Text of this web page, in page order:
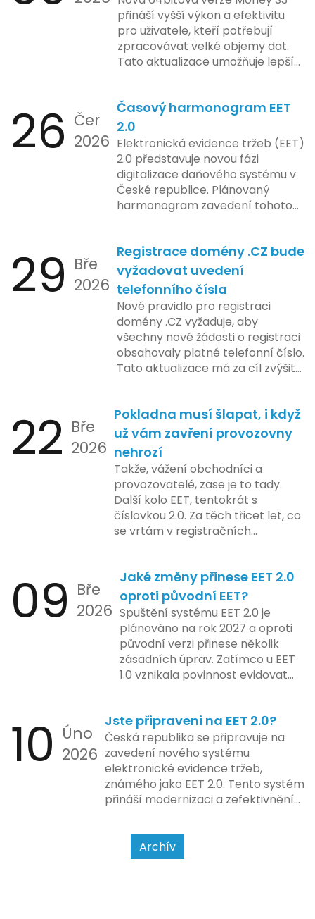
případu velmi bedlivě. Vedení
společnosti zatím neposkytlo
podrobnější informace o
konkrétních záměrech či časové
ose zavedení této technologie.
své systémy na oficiální zavedení
nového systému.
přináší vyšší výkon a efektivitu
pro uživatele, kteří potřebují
zpracovávat velké objemy dat.
Tato aktualizace umožňuje lepší
podniky s náročnými účetními
procesy.
26 Čer
2026
Časový harmonogram EET
2.0
Elektronická evidence tržeb (EET)
2.0 představuje novou fázi
digitalizace daňového systému v
České republice. Plánovaný
harmonogram zavedení tohoto
zahrnuje přípravu technické
platformy a legislativních změn,
které by měly být předloženy do
konce tohoto roku. Očekává se,
že tato fáze umožní adaptaci
systémů a rozšíření podpory pro
podnikatele, přičemž všechny
potřebné technologie by měly
být dostupné k testování v rámci
plánovaná na první pololetí
následujícího roku, je zaměřena
na školení a edukaci uživatelů,
včetně přípravy materiálů a
školení pro zaměstnavatele a
účetní firmy. V této fázi dojde
také k oficiálnímu spuštění
systému pro vybrané segmenty
podnikání. Třetí a konečná fáze
integraci systému EET 2.0 do
praxe, s povinností prodejců
zapojit se do nového systému,
včetně zvýšeného dohledu nad
dodržováním pravidel.
29 Bře
2026
Registrace domény .CZ bude
vyžadovat uvedení
telefonního čísla
Nové pravidlo pro registraci
domény .CZ vyžaduje, aby
všechny nové žádosti o registraci
obsahovaly platné telefonní číslo.
Tato aktualizace má za cíl zvýšit
České republice. Povinnost uvést
telefonní číslo se týká všech
nově registrovaných domén, a
také může ovlivnit stávající
majitele domén při aktualizaci
jejich údajů.
22 Bře
2026
Pokladna musí šlapat, i když
už vám zavření provozovny
nehrozí
Takže, vážení obchodníci a
provozovatelé, zase je to tady.
Další kolo EET, tentokrát s
číslovkou 2.0. Za těch třicet let, co
se vrtám v registračních
pokladen, co se občas zasekly, až
po ty nejmodernější dotykové
systémy, co umí pomalu i kafe
uvařit. A jedno vím jistě: legislativa
se mění, ale základní pravidlo
zůstává – pokladna musí šlapat
jako hodinky. Jinak jsou problémy.
09 Bře
2026
Jaké změny přinese EET 2.0
oproti původní EET?
Spuštění systému EET 2.0 je
plánováno na rok 2027 a oproti
původní verzi přinese několik
zásadních úprav. Zatímco u EET
1.0 vznikala povinnost evidovat
bezhotovostní transakci – nově
se má tato povinnost odvíjet od
povahy podnikatelské činnosti a
způsobu interakce se
zákazníkem.
10 Úno
2026
Jste připraveni na EET 2.0?
Česká republika se připravuje na
zavedení nového systému
elektronické evidence tržeb,
známého jako EET 2.0. Tento systém
přináší modernizaci a zefektivnění
usnadnit život podnikatelům i
kontrolním orgánům. Podívejme se
na hlavní změny, které EET 2.0
Archív